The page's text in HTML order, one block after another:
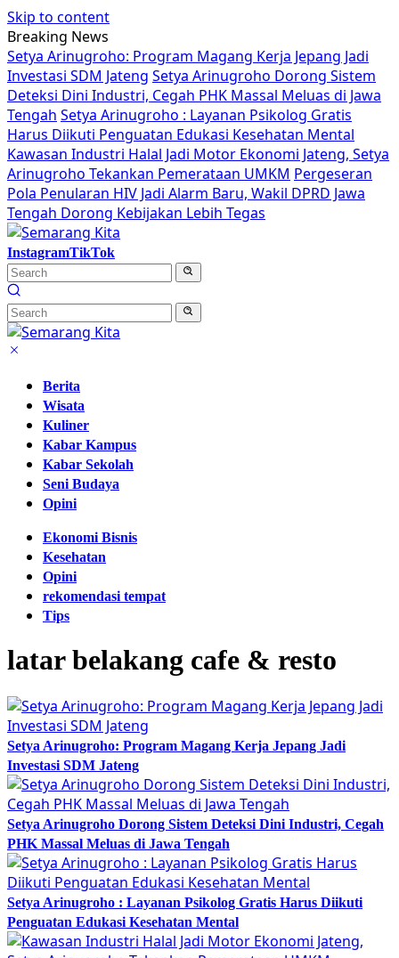
Skip to content
Breaking News
Setya Arinugroho: Program Magang Kerja Jepang Jadi
Investasi SDM Jateng Setya Arinugroho Dorong Sistem
Deteksi Dini Industri, Cegah PHK Massal Meluas di Jawa
Tengah Setya Arinugroho : Layanan Psikolog Gratis
Harus Diikuti Penguatan Edukasi Kesehatan Mental
Kawasan Industri Halal Jadi Motor Ekonomi Jateng, Setya
Arinugroho Tekankan Pemerataan UMKM Pergeseran
Pola Penularan HIV Jadi Alarm Baru, Wakil DPRD Jawa
Tengah Dorong Kebijakan Lebih Tegas
InstagramTikTok
Berita
Wisata
Kuliner
Kabar Kampus
Kabar Sekolah
Seni Budaya
Opini
Ekonomi Bisnis
Kesehatan
Opini
rekomendasi tempat
Tips
latar belakang cafe & resto
Setya Arinugroho: Program Magang Kerja Jepang Jadi
Investasi SDM Jateng
Setya Arinugroho Dorong Sistem Deteksi Dini Industri, Cegah
PHK Massal Meluas di Jawa Tengah
Setya Arinugroho : Layanan Psikolog Gratis Harus Diikuti
Penguatan Edukasi Kesehatan Mental